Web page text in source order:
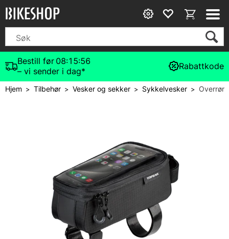
Bestill før 08:15:55
– vi sender i dag*
Rabattkode
Hjem>Tilbehør>Vesker og sekker> Sykkelvesker>Overrør